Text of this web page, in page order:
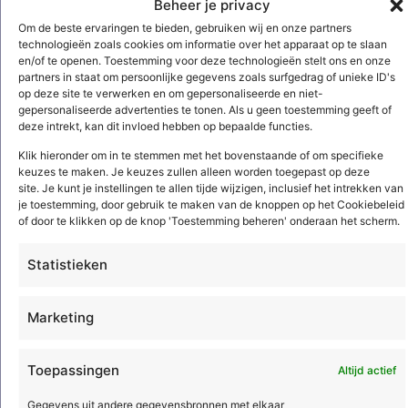
Beheer je privacy
Om de beste ervaringen te bieden, gebruiken wij en onze partners
technologieën zoals cookies om informatie over het apparaat op te slaan
en/of te openen. Toestemming voor deze technologieën stelt ons en onze
partners in staat om persoonlijke gegevens zoals surfgedrag of unieke ID's
op deze site te verwerken en om gepersonaliseerde en niet-
gepersonaliseerde advertenties te tonen. Als u geen toestemming geeft of
deze intrekt, kan dit invloed hebben op bepaalde functies.
Klik hieronder om in te stemmen met het bovenstaande of om specifieke
keuzes te maken. Je keuzes zullen alleen worden toegepast op deze
site. Je kunt je instellingen te allen tijde wijzigen, inclusief het intrekken van
je toestemming, door gebruik te maken van de knoppen op het Cookiebeleid
of door te klikken op de knop 'Toestemming beheren' onderaan het scherm.
Statistieken
Marketing
Toepassingen Altijd actief
Gegevens uit andere gegevensbronnen met elkaar
Blijf op dehoogte
E-mailadres *
onzeprivacy- en cookieverklaring